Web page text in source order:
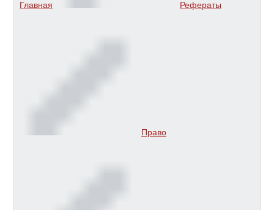
Главная Рефераты
Право